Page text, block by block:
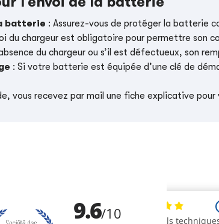
batterie : Assurez-vous de protéger la batterie
du chargeur est obligatoire pour permettre
du chargeur ou s’il est défectueux, son
: Si votre batterie est équipée d’une clé de
vous recevez par mail une fiche explicative pour